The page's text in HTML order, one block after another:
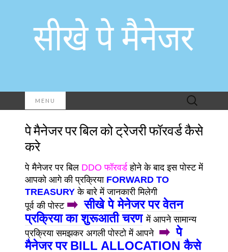
MENU
Search
for:
पे मैनेजर पर बिल को ट्रेजरी फॉरवर्ड कैसे
करे
पे मैनेजर पर बिल DDO फॉरवर्डहोने के बाद इस पोस्ट में
आपको आगे की प्रक्रियाFORWARD TO
TREASURY के बारे में जानकारी मिलेगी
पूर्व की पोस्ट ➡️ सीखे पे मेनेजर पर वेतन
प्रक्रिया का शुरूआती चरण में आपने सामान्य
प्रक्रिया समझकर अगली पोस्टो में आपने ➡️ पे
मैनेजर पर BILL ALLOCATION कैसे